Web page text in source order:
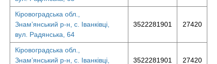
Кіровоградська обл.,
Знам’янський р-н, с. Іванківці,
вул. Радянська, 64
3522281901 27420
Кіровоградська обл.,
Знам’янський р-н, с. Іванківці,
3522281901 27420